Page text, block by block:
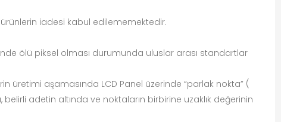
iadesi kabul edilememektedir.
ölü piksel olması durumunda uluslar arası standartlar
üretimi aşamasında LCD Panel üzerinde “parlak nokta” (
adetin altında ve noktaların birbirine uzaklık değerinin